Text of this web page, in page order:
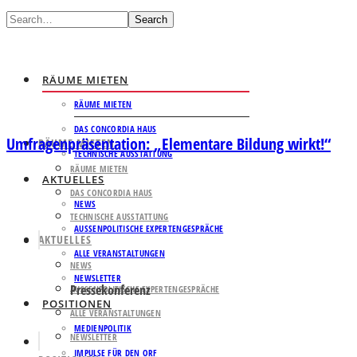
Search
RÄUME MIETEN
RÄUME MIETEN
DAS CONCORDIA HAUS
TECHNISCHE AUSSTATTUNG
AKTUELLES
NEWS
AUSSENPOLITISCHE EXPERTENGESPRÄCHE
ALLE VERANSTALTUNGEN
NEWSLETTER
POSITIONEN
MEDIENPOLITIK
IMPULSE FÜR DEN ORF
RÄUME MIETEN
RÄUME MIETEN
DAS CONCORDIA HAUS
TECHNISCHE AUSSTATTUNG
AKTUELLES
NEWS
AUSSENPOLITISCHE EXPERTENGESPRÄCHE
ALLE VERANSTALTUNGEN
NEWSLETTER
Umfragenpräsentation: „Elementare Bildung wirkt!“
Pressekonferenz